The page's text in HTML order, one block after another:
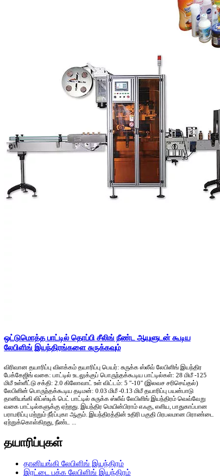
ஒட்டுமொத்த பாட்டில் தொப்பி சீலிங் நீண்ட ஆயுளுடன் கூடிய
லேபிளிங் இயந்திரங்களை சுருக்கவும்
விரிவான தயாரிப்பு விளக்கம் தயாரிப்பு பெயர்: சுருக்க ஸ்லீவ் லேபிளிங் இயந்திர
பேக்கேஜிங் வகை: பாட்டில் உடலுக்குப் பொருந்தக்கூடிய பாட்டில்கள்: 28 மிமீ -125
மிமீ உள்ளீட்டு சக்தி: 2.0 கிலோவாட் உள் விட்டம்: 5 "-10" (இலவச சரிசெய்தல்)
லேபிளின் பொருந்தக்கூடிய தடிமன்: 0.03 மிமீ -0.13 மிமீ தயாரிப்பு பயன்பாடு
தானியங்கி லிப்ஸ்டிக் பெட் பாட்டில் சுருக்க ஸ்லீவ் லேபிளிங் இயந்திரம் வெவ்வேறு
வகை பாட்டில்களுக்கு ஏற்றது. இயந்திர மெயின்பிராம் எஃகு, எளிய, பாதுகாப்பான
பராமரிப்பு மற்றும் நீர்ப்புகா ஆகும். இயந்திரத்தின் உதிரி பகுதி பிரபலமான பிராண்டை
ஏற்றுக்கொள்கிறது, நீண்ட ...
தயாரிப்புகள்
தானியங்கி லேபிளிங் இயந்திரம்
இரட்டை பக்க லேபிளிங் இயந்திரம்